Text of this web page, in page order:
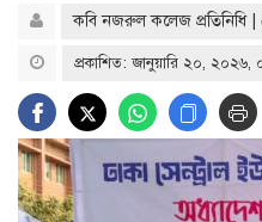
কবি নজরুল কলেজ প্রতিনিধি |
প্রকাশিত: জানুয়ারি ২০,